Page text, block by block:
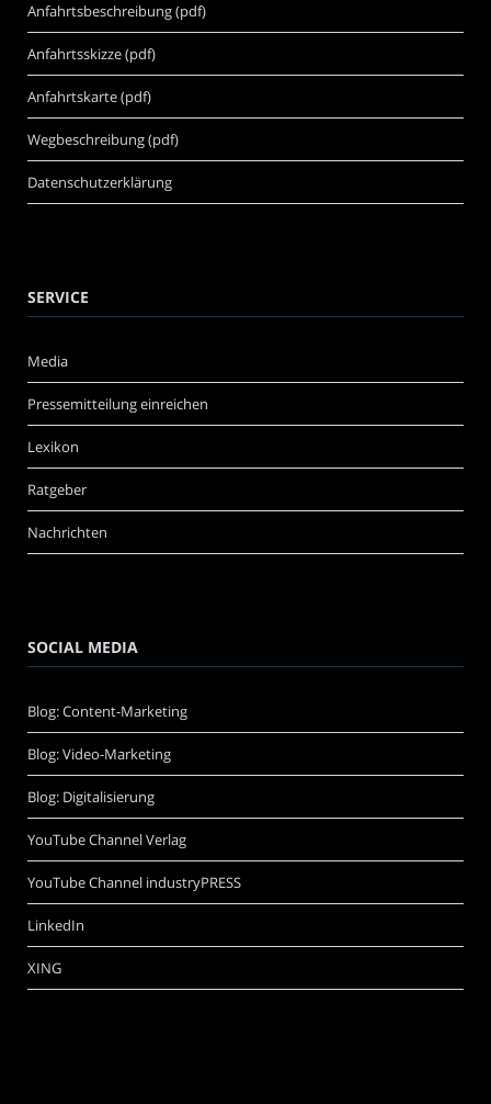
Anfahrtsbeschreibung (pdf)
Anfahrtsskizze (pdf)
Anfahrtskarte (pdf)
Wegbeschreibung (pdf)
Datenschutzerklärung
SERVICE
Media
Pressemitteilung einreichen
Lexikon
Ratgeber
Nachrichten
SOCIAL MEDIA
Blog: Content-Marketing
Blog: Video-Marketing
Blog: Digitalisierung
YouTube Channel Verlag
YouTube Channel industryPRESS
LinkedIn
XING